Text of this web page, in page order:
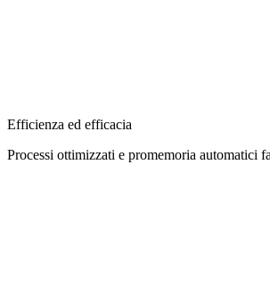
Efficienza ed efficacia
Processi ottimizzati e promemoria automatici